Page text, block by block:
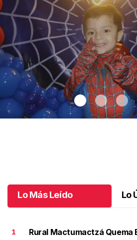
Lo Más Leído Lo
1 Rural Mactumactzá Quema